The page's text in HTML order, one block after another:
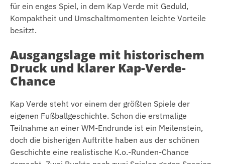
für ein enges Spiel, in dem Kap Verde mit Geduld,
Kompaktheit und Umschaltmomenten leichte Vorteile
besitzt.
Ausgangslage mit historischem
Druck und klarer Kap-Verde-
Chance
Kap Verde steht vor einem der größten Spiele der
eigenen Fußballgeschichte. Schon die erstmalige
Teilnahme an einer WM-Endrunde ist ein Meilenstein,
doch die bisherigen Auftritte haben aus der schönen
Geschichte eine realistische K.o.-Runden-Chance